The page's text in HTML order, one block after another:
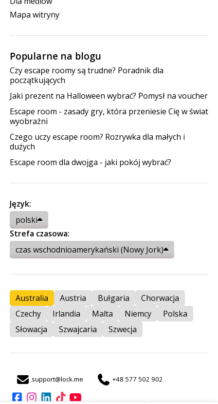
Mapa witryny
Popularne na blogu
Czy escape roomy są trudne? Poradnik dla
początkujących
Jaki prezent na Halloween wybrać? Pomysł na voucher
Escape room - zasady gry, która przeniesie Cię w świat
wyobraźni
Czego uczy escape room? Rozrywka dla małych i
dużych
Escape room dla dwojga - jaki pokój wybrać?
Język:
polski
Strefa czasowa:
czas wschodnioamerykański (Nowy Jork)
Australia Austria Bułgaria
Chorwacja
Czechy
Irlandia Malta Niemcy
Polska
Słowacja
Szwajcaria Szwecja
support@lock.me +48 577 502 902